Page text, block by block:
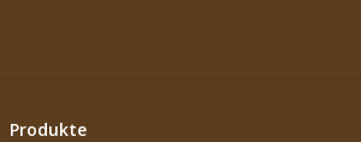
Produkte